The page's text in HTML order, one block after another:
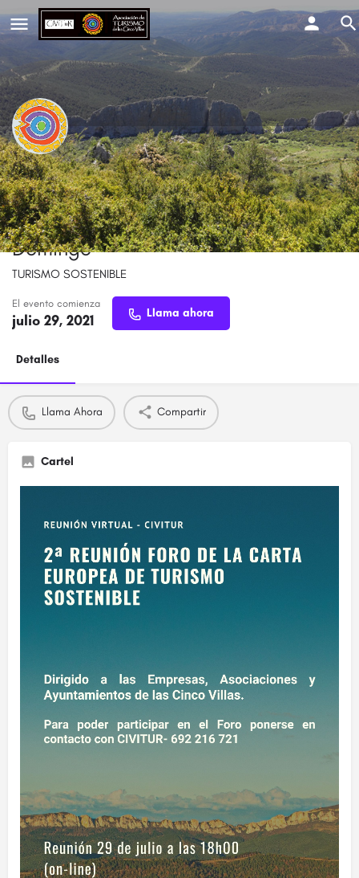
2ª Reunión Foro de la Carta Europea
de Turismo Sostenible del Paisaje
Protegido de la Sierra de Santo
Domingo
TURISMO SOSTENIBLE
El evento comienza
julio 29, 2021 Llama ahora
Detalles
Llama Ahora Compartir
Cartel